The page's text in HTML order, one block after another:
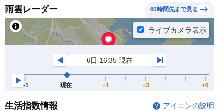
雨雲レーダー 60時間先まで見る
生活指数情報 アイコンの説明